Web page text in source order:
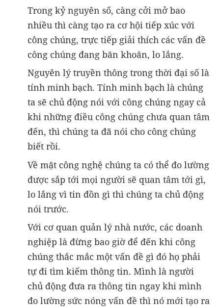
Trong kỷ nguyên số, càng cởi mở bao
nhiều thì càng tạo ra cơ hội tiếp xúc với
công chúng, trực tiếp giải thích các vấn đề
công chúng đang băn khoăn, lo lắng.
Nguyên lý truyền thông trong thời đại số là
tính minh bạch. Tính minh bạch là chúng
ta sẽ chủ động nói với công chúng ngay cả
khi những điều công chúng chưa quan tâm
đến, thì chúng ta đã nói cho công chúng
biết rồi.
Về mặt công nghệ chúng ta có thể đo lường
được sắp tới mọi người sẽ quan tâm tới gì,
lo lắng vì tin đồn gì thì chúng ta chủ động
nói trước.
Với cơ quan quản lý nhà nước, các doanh
nghiệp là đừng bao giờ để đến khi công
chúng thắc mắc một vấn đề gì đó họ phải
tự đi tìm kiếm thông tin. Mình là người
chủ động đưa ra thông tin ngay khi mình
đo lường sức nóng vấn đề thì nó mới tạo ra